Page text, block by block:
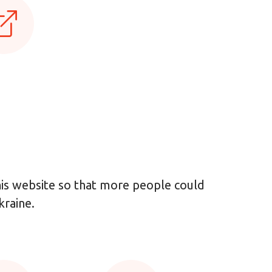
website so that more people could